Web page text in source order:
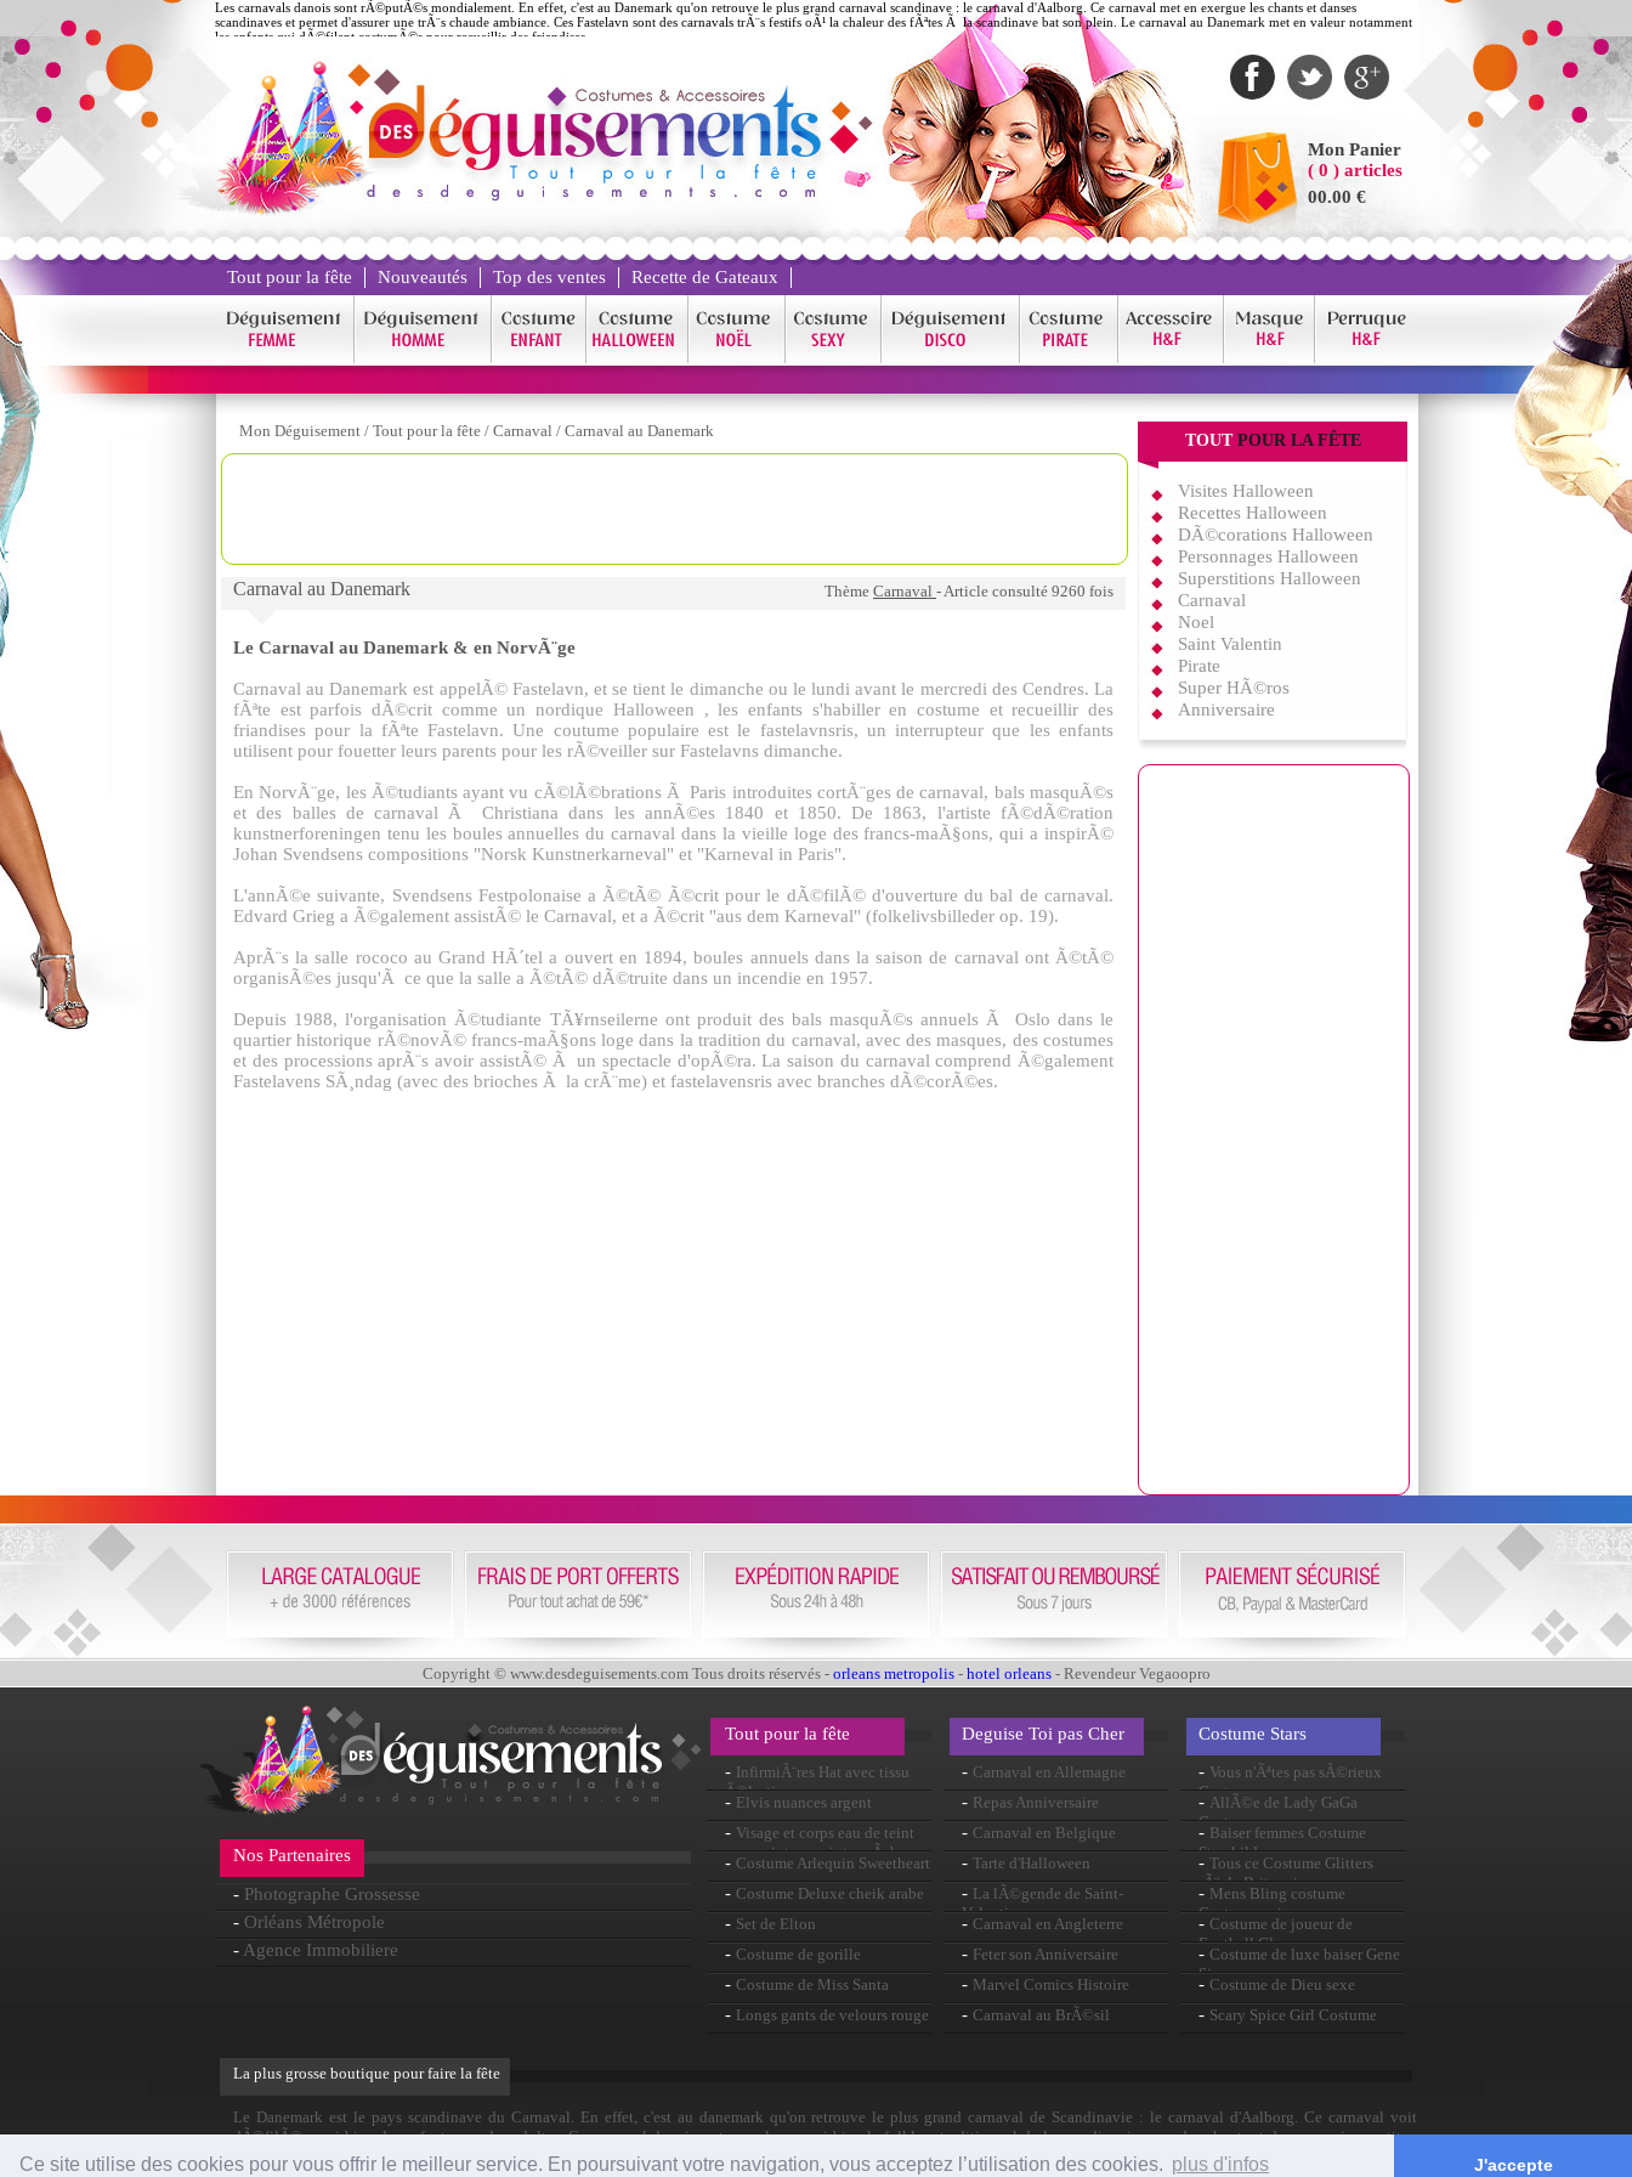
Ce site utilise des cookies pour vous offrir le meilleur service. En poursuivant votre navigation, vous acceptez l’utilisation des cookies. plus d'infos J'accepte
Les carnavals danois sont rÃ©putÃ©s mondialement. En effet, c'est au Danemark qu'on retrouve le plus grand carnaval scandinave : le carnaval d'Aalborg. Ce carnaval met en exergue les chants et danses
scandinaves et permet d'assurer une trÃ¨s chaude ambiance. Ces Fastelavn sont des carnavals trÃ¨s festifs oÃ¹ la chaleur des fÃªtes Ã la scandinave bat son plein. Le carnaval au Danemark met en valeur notamment
les enfants qui dÃ©filent costumÃ©s pour recueillir des friandises.
Mon Panier
( 0 ) articles
00.00 €
Tout pour la fête Nouveautés Top des ventes Recette de Gateaux
Mon Déguisement / Tout pour la fête / Carnaval / Carnaval au Danemark
Carnaval au Danemark Thème Carnaval - Article consulté 9260 fois
Le Carnaval au Danemark & en NorvÃ¨ge
Carnaval au Danemark est appelÃ© Fastelavn, et se tient le dimanche ou le lundi avant le mercredi des Cendres. La
fÃªte est parfois dÃ©crit comme un nordique Halloween , les enfants s'habiller en costume et recueillir des
friandises pour la fÃªte Fastelavn. Une coutume populaire est le fastelavnsris, un interrupteur que les enfants
utilisent pour fouetter leurs parents pour les rÃ©veiller sur Fastelavns dimanche.
En NorvÃ¨ge, les Ã©tudiants ayant vu cÃ©lÃ©brations Ã Paris introduites cortÃ¨ges de carnaval, bals masquÃ©s
et des balles de carnaval Ã Christiana dans les annÃ©es 1840 et 1850. De 1863, l'artiste fÃ©dÃ©ration
kunstnerforeningen tenu les boules annuelles du carnaval dans la vieille loge des francs-maÃ§ons, qui a inspirÃ©
Johan Svendsens compositions "Norsk Kunstnerkarneval" et "Karneval in Paris".
L'annÃ©e suivante, Svendsens Festpolonaise a Ã©tÃ© Ã©crit pour le dÃ©filÃ© d'ouverture du bal de carnaval.
Edvard Grieg a Ã©galement assistÃ© le Carnaval, et a Ã©crit "aus dem Karneval" (folkelivsbilleder op. 19).
AprÃ¨s la salle rococo au Grand HÃ´tel a ouvert en 1894, boules annuels dans la saison de carnaval ont Ã©tÃ©
organisÃ©es jusqu'Ã ce que la salle a Ã©tÃ© dÃ©truite dans un incendie en 1957.
Depuis 1988, l'organisation Ã©tudiante TÃ¥rnseilerne ont produit des bals masquÃ©s annuels Ã Oslo dans le
quartier historique rÃ©novÃ© francs-maÃ§ons loge dans la tradition du carnaval, avec des masques, des costumes
et des processions aprÃ¨s avoir assistÃ© Ã un spectacle d'opÃ©ra. La saison du carnaval comprend Ã©galement
Fastelavens SÃ¸ndag (avec des brioches Ã la crÃ¨me) et fastelavensris avec branches dÃ©corÃ©es.
TOUT POUR LA FÊTE
Visites Halloween
Recettes Halloween
DÃ©corations Halloween
Personnages Halloween
Superstitions Halloween
Carnaval
Noel
Saint Valentin
Pirate
Super HÃ©ros
Anniversaire
Copyright © www.desdeguisements.com Tous droits réservés - orleans metropolis- hotel orleans- Revendeur Vegaoopro
Nos Partenaires
- Photographe Grossesse
- Orléans Métropole
- Agence Immobiliere
Tout pour la fête
- InfirmiÃ¨res Hat avec tissu
Ã©lastique
- Elvis nuances argent
- Visage et corps eau de teint
rose peinture peinture Ã base
- Costume Arlequin Sweetheart
- Costume Deluxe cheik arabe
- Set de Elton
- Costume de gorille
- Costume de Miss Santa
- Longs gants de velours rouge
Deguise Toi pas Cher
- Carnaval en Allemagne
- Repas Anniversaire
- Carnaval en Belgique
- Tarte d'Halloween
- La lÃ©gende de Saint-
Valentin
- Carnaval en Angleterre
- Feter son Anniversaire
- Marvel Comics Histoire
- Carnaval au BrÃ©sil
Costume Stars
- Vous n'Ãªtes pas sÃ©rieux
Costume
- AllÃ©e de Lady GaGa
Costume
- Baiser femmes Costume
Starchild
- Tous ce Costume Glitters
rÃ¨gle Britannia
- Mens Bling costume
Costume noir
- Costume de joueur de
Football Glee
- Costume de luxe baiser Gene
Simmons
- Costume de Dieu sexe
- Scary Spice Girl Costume
La plus grosse boutique pour faire la fête
Le Danemark est le pays scandinave du Carnaval. En effet, c'est au danemark qu'on retrouve le plus grand carnaval de Scandinavie : le carnaval d'Aalborg. Ce carnaval voit
dÃ©filÃ© aussi bien des enfants que des adultes. Ce carnaval danois met en valeur aussi bien le folklore traditionnel de la scandinavie avec des chants et danses, mais constitue
Ã©galement un carnaval moderne rÃ©putÃ© mondialement.